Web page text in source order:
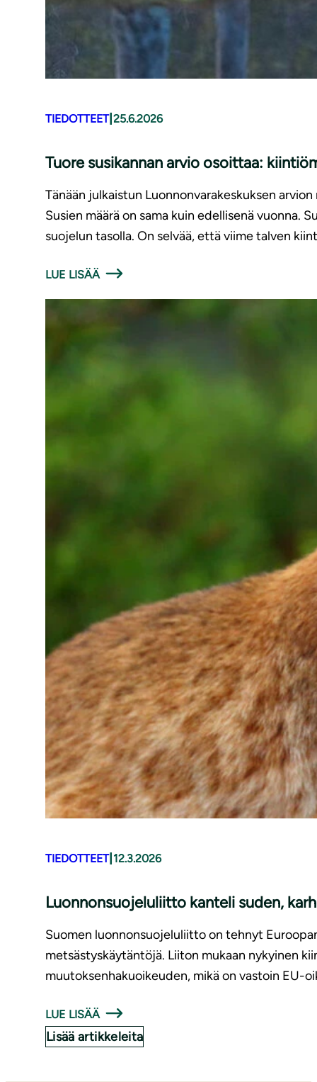
TIEDOTTEET| 25.6.2026
Tuore susikannan arvio osoittaa:
Tänään julkaistun Luonnonvarakeskuksen
Susien määrä on sama kuin edellisenä vuonna.
suojelun tasolla. On selvää, että viime talven
LUE LISÄÄ
TIEDOTTEET| 12.3.2026
Luonnonsuojeluliitto kanteli suden,
Suomen luonnonsuojeluliitto on tehnyt
metsästyskäytäntöjä. Liiton mukaan nykyinen
muutoksenhakuoikeuden, mikä on vastoin EU-
LUE LISÄÄ
Lisää artikkeleita